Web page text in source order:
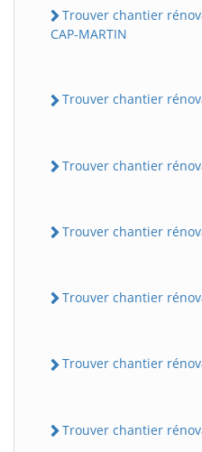
Trouver chantier
CAP-MARTIN
Trouver chantier
Trouver chantier
Trouver chantier
Trouver chantier
Trouver chantier
Trouver chantier